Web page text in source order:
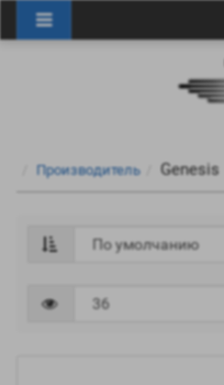
Производитель Genesis